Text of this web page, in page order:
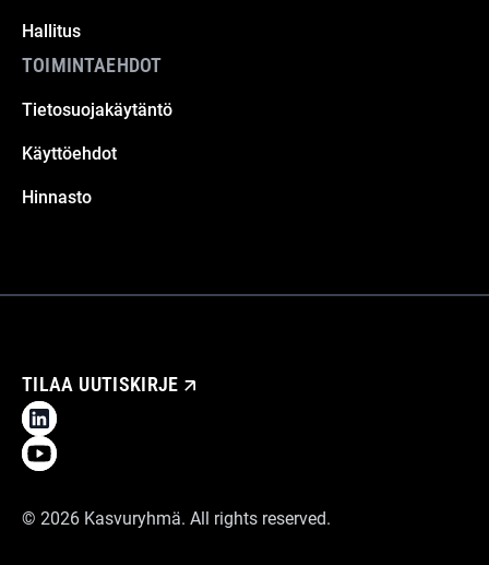
Hallitus
TOIMINTAEHDOT
Tietosuojakäytäntö
Käyttöehdot
Hinnasto
© 2026 Kasvuryhmä. All rights reserved.
TILAA UUTISKIRJE